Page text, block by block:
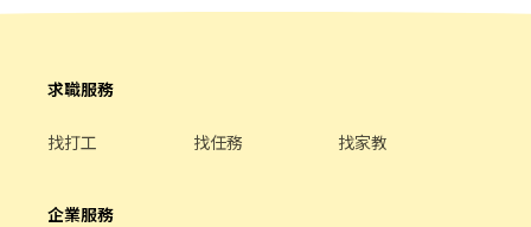
229元 晚班時薪津貼+20元▸時薪$239-249元 🌸休假制度🌸 月排休
林口區文化三路一段39巷 龜山山鶯 - 智取店▸桃園市龜山區山鶯路
園市龜山區萬壽路一段 🚨🚨門市缺額每日會有變動，主要缺額以面
⌜姓名✚電話✚地區⌟♡ 📞諮詢電話：0908-925-796📲𝐊𝐞𝐥𝐥𝐲📞 ▸電
的售後服務相關線上諮詢。 維修保養： 1. 學習並執行電動產品的安
裝、保養等相關作業。 2. 協助處理產品維修案件，包括收件、送件
包、理貨等相關作業。 2. 完成主管交辦的其他事項。 特質： 1. 活潑
求職服務
找打工 找任務 找家教
企業服務